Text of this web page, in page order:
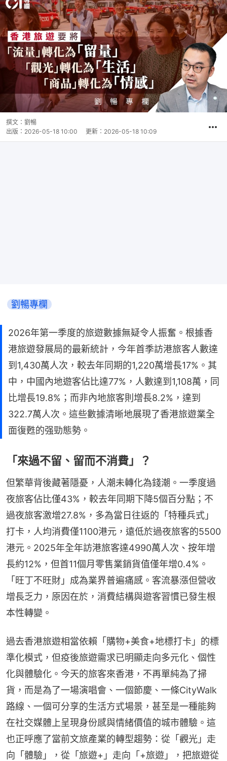
撰文： 劉暢
出版： 2026-05-18 10:00 更新： 2026-05-18 10:09
劉暢專欄
2026年第一季度的旅遊數據無疑令人振奮。根據香
港旅遊發展局的最新統計，今年首季訪港旅客人數達
到1,430萬人次，較去年同期的1,220萬增長17%。其
中，中國內地遊客佔比達77%，人數達到1,108萬，同
比增長19.8%；而非內地旅客則增長8.2%，達到
322.7萬人次。這些數據清晰地展現了香港旅遊業全
面復甦的强勁態勢。
「來過不留、留而不消費」？
但繁華背後藏著隱憂，人潮未轉化為錢潮。一季度過
夜旅客佔比僅43%，較去年同期下降5個百分點；不
過夜旅客激增27.8%，多為當日往返的「特種兵式」
打卡，人均消費僅1100港元，遠低於過夜旅客的5500
港元。2025年全年訪港旅客達4990萬人次、按年增
長約12%，但首11個月零售業銷貨值僅年增0.4%。
「旺丁不旺財」成為業界普遍痛感。客流暴漲但營收
增長乏力，原因在於，消費結構與遊客習慣已發生根
本性轉變。
過去香港旅遊相當依賴「購物+美食+地標打卡」的標
準化模式，但疫後旅遊需求已明顯走向多元化、個性
化與體驗化。今天的旅客來香港，不再單純為了掃
貨，而是為了一場演唱會、一個節慶、一條CityWalk
路線、一個可分享的生活方式場景，甚至是一種能夠
在社交媒體上呈現身份感與情緒價值的城市體驗。這
也正呼應了當前文旅產業的轉型趨勢：從「觀光」走
向「體驗」，從「旅遊+」走向「+旅遊」，把旅遊從